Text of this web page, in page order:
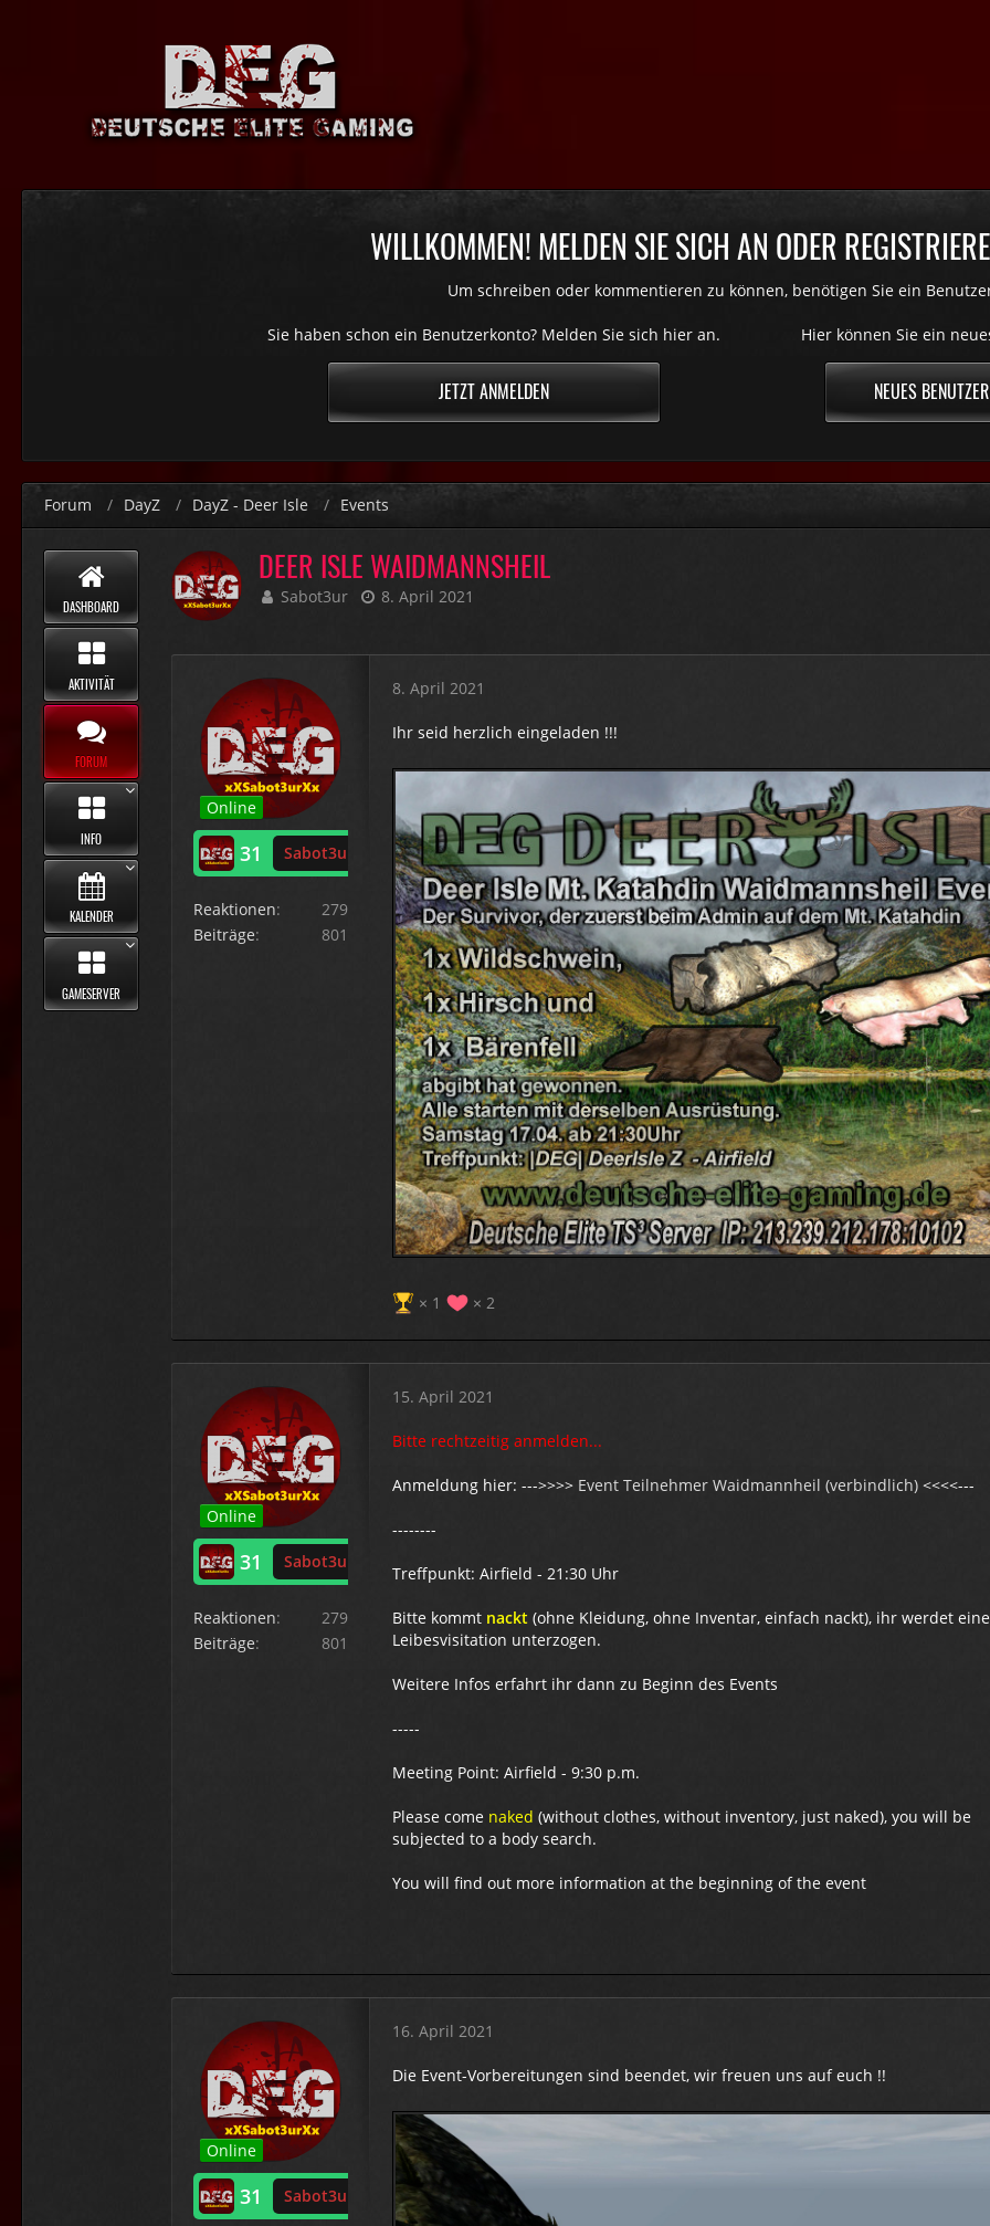
WILLKOMMEN! MELDEN SIE SICH AN ODER
Um schreiben oder kommentieren zu können, benötigen Sie ein
Sie haben schon ein Benutzerkonto? Melden Sie sich hier an.
JETZT ANMELDEN
Hier können Sie ein
NEUES
Forum DayZ DayZ - Deer Isle Events
DASHBOARD
AKTIVITÄT
FORUM
INFO
KALENDER
GAMESERVER
DEER ISLE WAIDMANNSHEIL
Sabot3ur 8. April 2021
Online
31 Sabot3ur
Reaktionen
279
Beiträge
801
8. April 2021
Ihr seid herzlich eingeladen !!!
1 2
Online
31 Sabot3ur
Reaktionen
279
Beiträge
801
15. April 2021
Bitte rechtzeitig anmelden...
Anmeldung hier: --->>>> Event Teilnehmer Waidmannheil (verbindlich) <<<<---
--------
Treffpunkt: Airfield - 21:30 Uhr
Bitte kommt nackt (ohne Kleidung, ohne Inventar, einfach nackt), ihr werdet
Leibesvisitation unterzogen.
Weitere Infos erfahrt ihr dann zu Beginn des Events
-----
Meeting Point: Airfield - 9:30 p.m.
Please come naked (without clothes, without inventory, just naked), you will be
subjected to a body search.
You will find out more information at the beginning of the event
Online
31 Sabot3ur
16. April 2021
Die Event-Vorbereitungen sind beendet, wir freuen uns auf euch !!